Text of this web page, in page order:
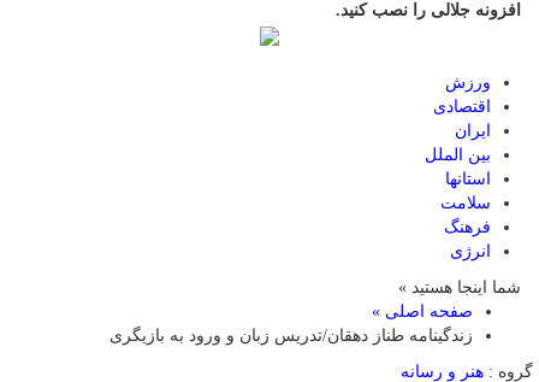
افزونه جلالی را نصب کنید.
ورزش
اقتصادی
ایران
بین الملل
استانها
سلامت
فرهنگ
انرژی
شما اینجا هستید »
صفحه اصلی »
زندگینامه طناز دهقان/تدریس زبان و ورود به بازیگری
گروه : هنر و رسانه